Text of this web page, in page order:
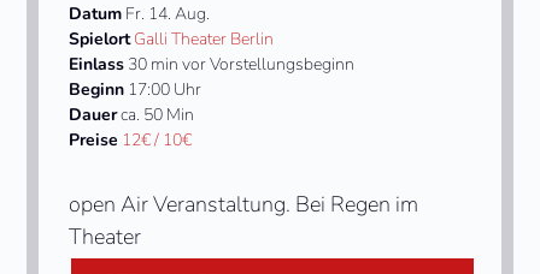
Datum Fr. 14. Aug.
SpielortGalli Theater Berlin
Einlass 30 min vor Vorstellungsbeginn
Beginn 17:00 Uhr
Dauerca. 50 Min
Preise 12€ / 10€
open Air Veranstaltung. Bei Regen im
Theater